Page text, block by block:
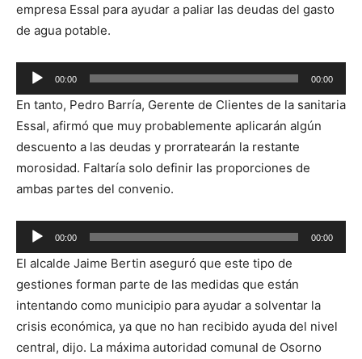
empresa Essal para ayudar a paliar las deudas del gasto
de agua potable.
Reproductor
de
audio
00:00 00:00
En tanto, Pedro Barría, Gerente de Clientes de la sanitaria
Essal, afirmó que muy probablemente aplicarán algún
descuento a las deudas y prorratearán la restante
morosidad. Faltaría solo definir las proporciones de
ambas partes del convenio.
Reproductor
de
audio
00:00 00:00
El alcalde Jaime Bertin aseguró que este tipo de
gestiones forman parte de las medidas que están
intentando como municipio para ayudar a solventar la
crisis económica, ya que no han recibido ayuda del nivel
central, dijo. La máxima autoridad comunal de Osorno